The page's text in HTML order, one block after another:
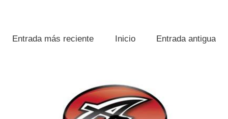
Entrada más reciente Entrada antigua
Inicio